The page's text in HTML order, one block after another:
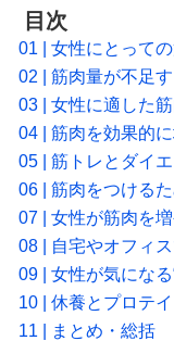
目次
01 | 女性にとって
02 | 筋肉量が不足
03 | 女性に適した
04 | 筋肉を効果的
05 | 筋トレとダイ
06 | 筋肉をつける
07 | 女性が筋肉を
08 | 自宅やオフィ
09 | 女性が気にな
10 | 休養とプロテ
11 | まとめ・総括